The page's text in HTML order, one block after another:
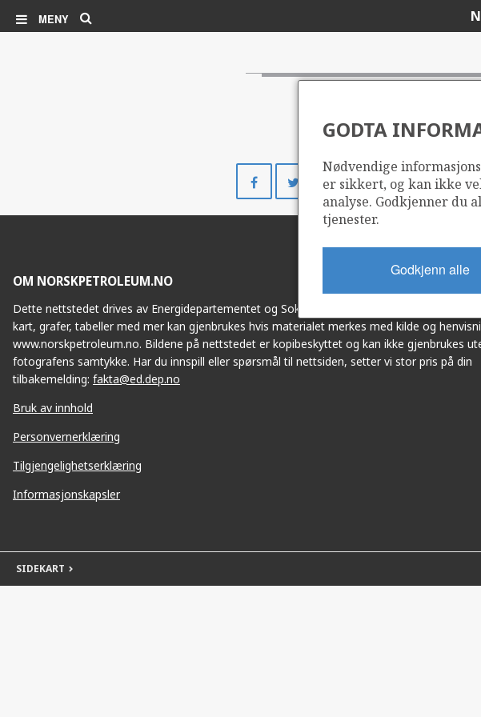
MENY
på
Facebook
Del
på
Twitter
Del
på
LinkedIn
Del
i
e-
GODTA
Nødvendige
er sikkert, og kan ikke
analyse. Godkjenner du
tjenester.
Godkjenn alle
OM NORSKPETROLEUM.NO
Dette nettstedet drives av Energidepartementet og Sokkeldirektoratet i samarbeid.
kart, grafer, tabeller med mer kan gjenbrukes hvis materialet merkes med kilde og
www.norskpetroleum.no. Bildene på nettstedet er kopibeskyttet og kan ikke gjenbrukes
fotografens samtykke. Har du innspill eller spørsmål til nettsiden, setter vi stor pris på din
tilbakemelding: fakta@ed.dep.no
Bruk av innhold
Personvernerklæring
Tilgjengelighetserklæring
Informasjonskapsler
SIDEKART